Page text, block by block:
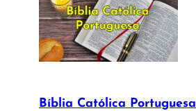
Bíblia Católica Portuguesa